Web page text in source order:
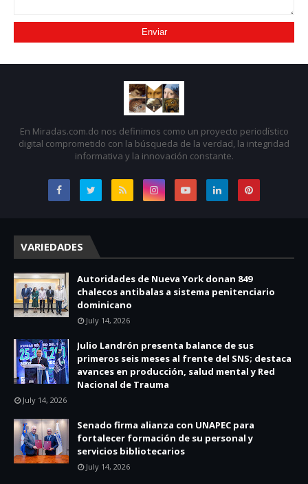
En Miradas.com.do nos definimos como un proyecto periodístico
digital comprometido con la búsqueda de la verdad, la integridad
informativa y la innovación constante.
VARIEDADES
Autoridades de Nueva York donan 849
chalecos antibalas a sistema penitenciario
dominicano
July 14, 2026
Julio Landrón presenta balance de sus
primeros seis meses al frente del SNS; destaca
avances en producción, salud mental y Red
Nacional de Trauma
July 14, 2026
Senado firma alianza con UNAPEC para
fortalecer formación de su personal y
servicios bibliotecarios
July 14, 2026